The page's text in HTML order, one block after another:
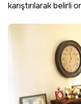
karıştırılarak belirli